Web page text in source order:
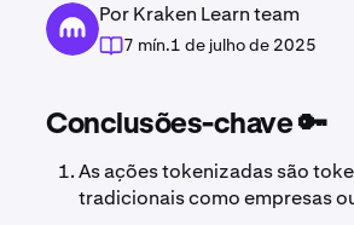
Por Kraken Learn team
7 mín.1 de julho de 2025
Conclusões-chave 🔑
As ações tokenizadas são
tradicionais como empresas